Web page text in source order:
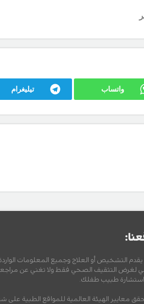
واتساب تيليغرام
يقدم التشخيص أو العلاج وجميع المعلومات
لغرض التثقيف الصحي فقط ولا تغني عن
طبيب طفلك.
معايير الهيئة العالمية للمواقع الطبية على